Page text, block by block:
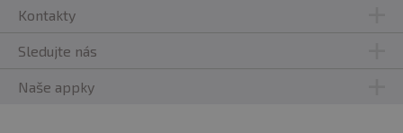
Kontakty
Sledujte nás
Naše appky